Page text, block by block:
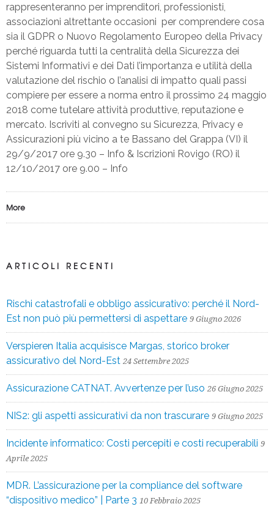
rappresenteranno per imprenditori, professionisti,
associazioni altrettante occasioni per comprendere cosa
sia il GDPR o Nuovo Regolamento Europeo della Privacy
perché riguarda tutti la centralità della Sicurezza dei
Sistemi Informativi e dei Dati l’importanza e utilità della
valutazione del rischio o l’analisi di impatto quali passi
compiere per essere a norma entro il prossimo 24 maggio
2018 come tutelare attività produttive, reputazione e
mercato. Iscriviti al convegno su Sicurezza, Privacy e
Assicurazioni più vicino a te Bassano del Grappa (VI) il
29/9/2017 ore 9.30 – Info & Iscrizioni Rovigo (RO) il
12/10/2017 ore 9.00 – Info
More
ARTICOLI RECENTI
Rischi catastrofali e obbligo assicurativo: perché il Nord-
Est non può più permettersi di aspettare 9 Giugno 2026
Verspieren Italia acquisisce Margas, storico broker
assicurativo del Nord-Est 24 Settembre 2025
Assicurazione CATNAT. Avvertenze per l’uso 26 Giugno 2025
NIS2: gli aspetti assicurativi da non trascurare 9 Giugno 2025
Incidente informatico: Costi percepiti e costi recuperabili 9
Aprile 2025
MDR. L’assicurazione per la compliance del software
“dispositivo medico” | Parte 3 10 Febbraio 2025